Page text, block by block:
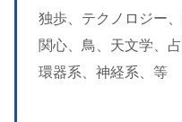
独歩、テクノロジー
関心、鳥、天文学、
環器系、神経系、等